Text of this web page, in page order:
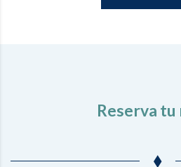
Reserva tu